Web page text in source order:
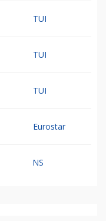
TUI
TUI
TUI
Eurostar
NS